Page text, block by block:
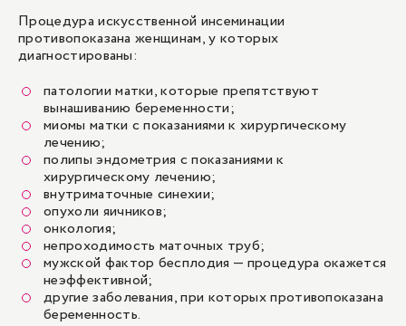
Процедура искусственной инсеминации
противопоказана женщинам, у которых
диагностированы:
патологии матки, которые препятствуют
вынашиванию беременности;
миомы матки с показаниями к хирургическому
лечению;
полипы эндометрия с показаниями к
хирургическому лечению;
внутриматочные синехии;
опухоли яичников;
онкология;
непроходимость маточных труб;
мужской фактор бесплодия — процедура окажется
неэффективной;
другие заболевания, при которых противопоказана
беременность.